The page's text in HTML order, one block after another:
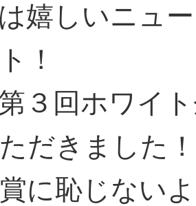
嬉しいニュ
！
３回ホワイ
だきました！
に恥じない